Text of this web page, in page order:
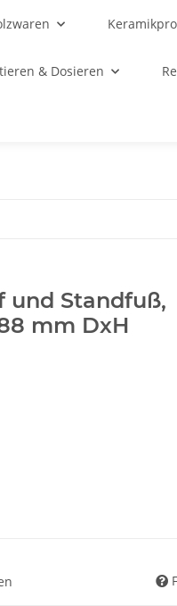
& Dosieren
und Standfuß,
mm DxH